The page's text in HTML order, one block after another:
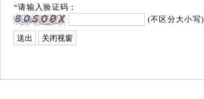
*请输入验证码：
(不区分大小写)